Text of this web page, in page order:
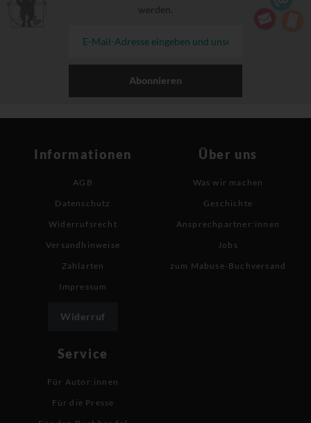
werden.
Abonnieren
Informationen
AGB
Datenschutz
Widerrufsrecht
Versandhinweise
Zahlarten
Impressum
Widerruf
Über uns
Was wir machen
Geschichte
Ansprechpartner:innen
Jobs
zum Mabuse-Buchversand
Service
Für Autor:innen
Für die Presse